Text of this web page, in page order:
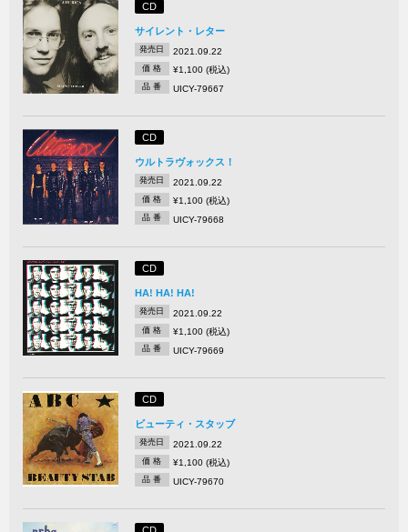
CD
サイレント・レター
発売日 2021.09.22
価 格 ¥1,100 (税込)
品 番 UICY-79667
CD
ウルトラヴォックス！
発売日 2021.09.22
価 格 ¥1,100 (税込)
品 番 UICY-79668
CD
HA! HA! HA!
発売日 2021.09.22
価 格 ¥1,100 (税込)
品 番 UICY-79669
CD
ビューティ・スタッブ
発売日 2021.09.22
価 格 ¥1,100 (税込)
品 番 UICY-79670